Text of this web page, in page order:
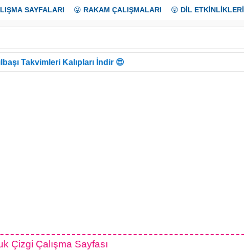
SAYFALARI 😜 RAKAM ÇALIŞMALARI 😲 DİL ETKİNLİKLERİ
Takvimleri Kalıpları İndir 😍
Çizgi Çalışma Sayfası